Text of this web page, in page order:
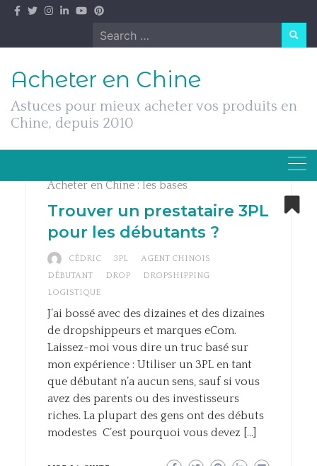
Skip
Search
for:
Acheter en Chine
Astuces pour mieux acheter vos produits en
Chine, depuis 2010
Acheter en Chine : les bases
Trouver un prestataire 3PL
pour les débutants ?
CÉDRIC 3PL
AGENT CHINOIS
DÉBUTANT
DROP
DROPSHIPPING
LOGISTIQUE
J’ai bossé avec des dizaines et des dizaines
de dropshippeurs et marques eCom.
Laissez-moi vous dire un truc basé sur
mon expérience : Utiliser un 3PL en tant
que débutant n’a aucun sens, sauf si vous
avez des parents ou des investisseurs
riches. La plupart des gens ont des débuts
modestes C’est pourquoi vous devez […]